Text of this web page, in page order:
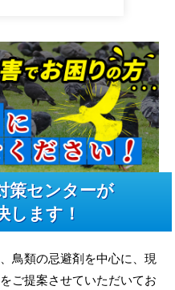
策センターが
します！
鳥類の忌避剤を中心に、現
ご提案させていただいてお